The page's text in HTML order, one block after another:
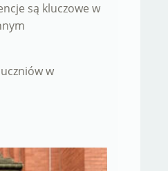
są kluczowe w
w